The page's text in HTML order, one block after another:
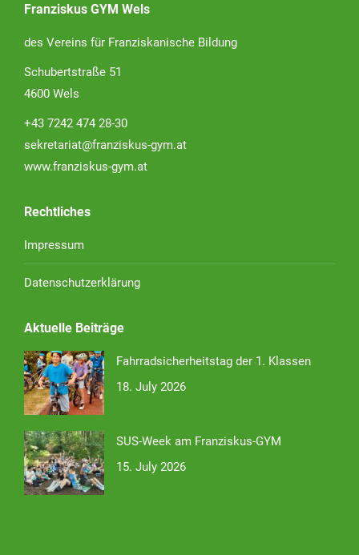
Franziskus GYM Wels
des Vereins für Franziskanische Bildung
Schubertstraße 51
4600 Wels
+43 7242 474 28-30
sekretariat@franziskus-gym.at
www.franziskus-gym.at
Rechtliches
Impressum
Datenschutzerklärung
Aktuelle Beiträge
Fahrradsicherheitstag der 1. Klassen
18. July 2026
SUS-Week am Franziskus-GYM
15. July 2026